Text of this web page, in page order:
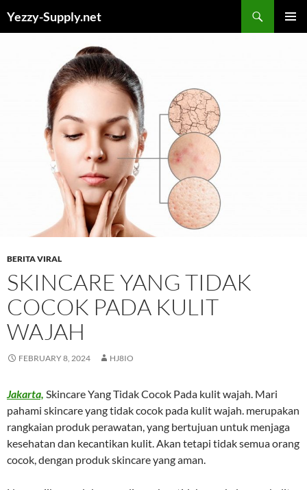
Yezzy-Supply.net
BERITA VIRAL
SKINCARE YANG TIDAK
COCOK PADA KULIT
WAJAH
FEBRUARY 8, 2024 HJ8IO
Jakarta, Skincare Yang Tidak Cocok Pada kulit wajah. Mari
pahami skincare yang tidak cocok pada kulit wajah. merupakan
rangkaian produk perawatan, yang bertujuan untuk menjaga
kesehatan dan kecantikan kulit. Akan tetapi tidak semua orang
cocok, dengan produk skincare yang aman.